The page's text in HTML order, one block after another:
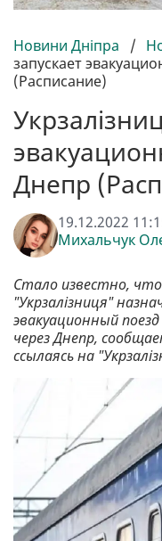
Новини Дніпра /
запускает
(Расписание)
Днепр
19.12.2022
Михальчук
Стало известно, что
"Укрзалізниця"
эвакуационный
через Днепр,
ссылаясь на